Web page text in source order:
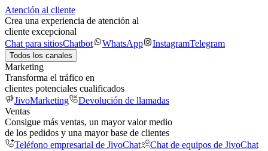
Atención al cliente
Crea una experiencia de atención al
cliente excepcional
Chat para sitiosChatbot WhatsApp InstagramTelegram
Todos los canales
Marketing
Transforma el tráfico en
clientes potenciales cualificados
JivoMarketing
Devolución de llamadas
Ventas
Consigue más ventas, un mayor valor medio
de los pedidos y una mayor base de clientes
Teléfono empresarial de JivoChat
Chat de equipos de JivoChat